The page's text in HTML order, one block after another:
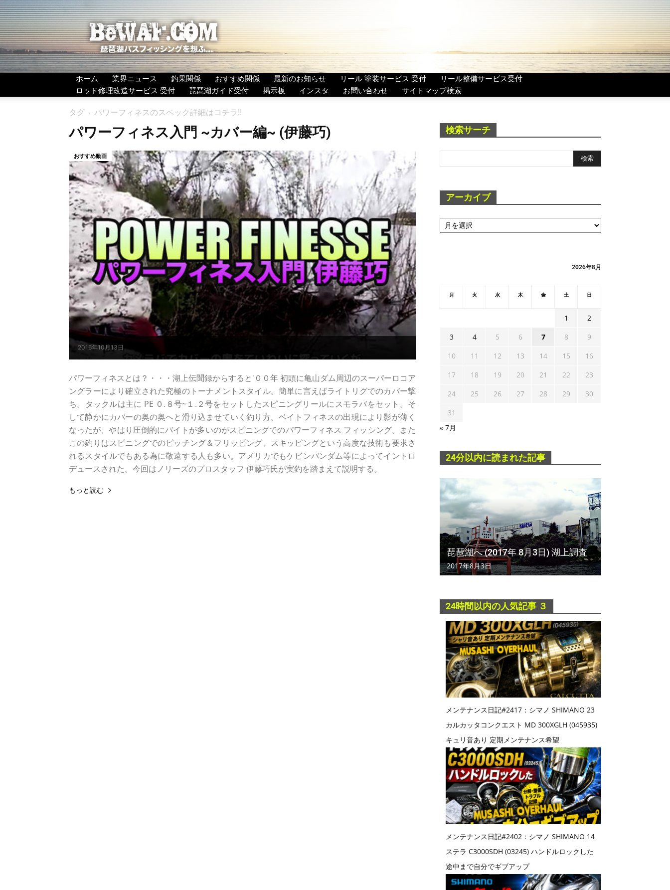
BeWAF
(ビ
ワ
エ
フ）
ホーム 業界ニュース 釣果関係 おすすめ関係 最新のお知らせ リール 塗装サービス 受付
リール整備サービス受付
ロッド修理改造サービス 受付
琵琶湖ガイド受付 掲示板 インスタ お問い合わせ サイトマップ検索
タグ パワーフィネスのスペック詳細はコチラ!!
パワーフィネス入門 ~カバー編~ (伊藤巧)
2016年10月13日
おすすめ動画
パワーフィネスとは？・・・湖上伝聞録からすると'００年 初頭に亀山ダム周辺のスーパーロコア
ングラーにより確立された究極のトーナメントスタイル。簡単に言えばライトリグでのカバー撃
ち。タックルは主に PE ０.８号~１.２号をセットしたスピニングリールにスモラバをセット。そ
して静かにカバーの奥の奥へと滑り込ませていく釣り方。ベイトフィネスの出現により影が薄く
なったが、やはり圧倒的にバイトが多いのがスピニングでのパワーフィネス フィッシング。また
この釣りはスピニングでのピッチング＆フリッピング、スキッピングという高度な技術も要求さ
れるスタイルでもある為に敬遠する人も多い。アメリカでもケビンバンダム等によってイントロ
デュースされた。今回はノリーズのプロスタッフ 伊藤巧氏が実釣を踏まえて説明する。
もっと読む
検索サーチ
アーカイブ
ア
ー
2026年8月
月 火 水 木 金 土 日
1
2
3
4 5 6 7 8
9
10
11 12 13 14 15
16
17
18 19 20 21 22
23
24
25 26 27 28 29
30
31
« 7月
24分以内に読まれた記事
琵琶湖へ (2017年 8月3日) 湖上調査
2017年8月3日
24時間以内の人気記事 ３
メンテナンス日記#2417：シマノ SHIMANO 23
カルカッタコンクエスト MD 300XGLH (045935)
キュリ音あり 定期メンテナンス希望
メンテナンス日記#2402：シマノ SHIMANO 14
ステラ C3000SDH (03245) ハンドルロックした
途中まで自分でギブアップ